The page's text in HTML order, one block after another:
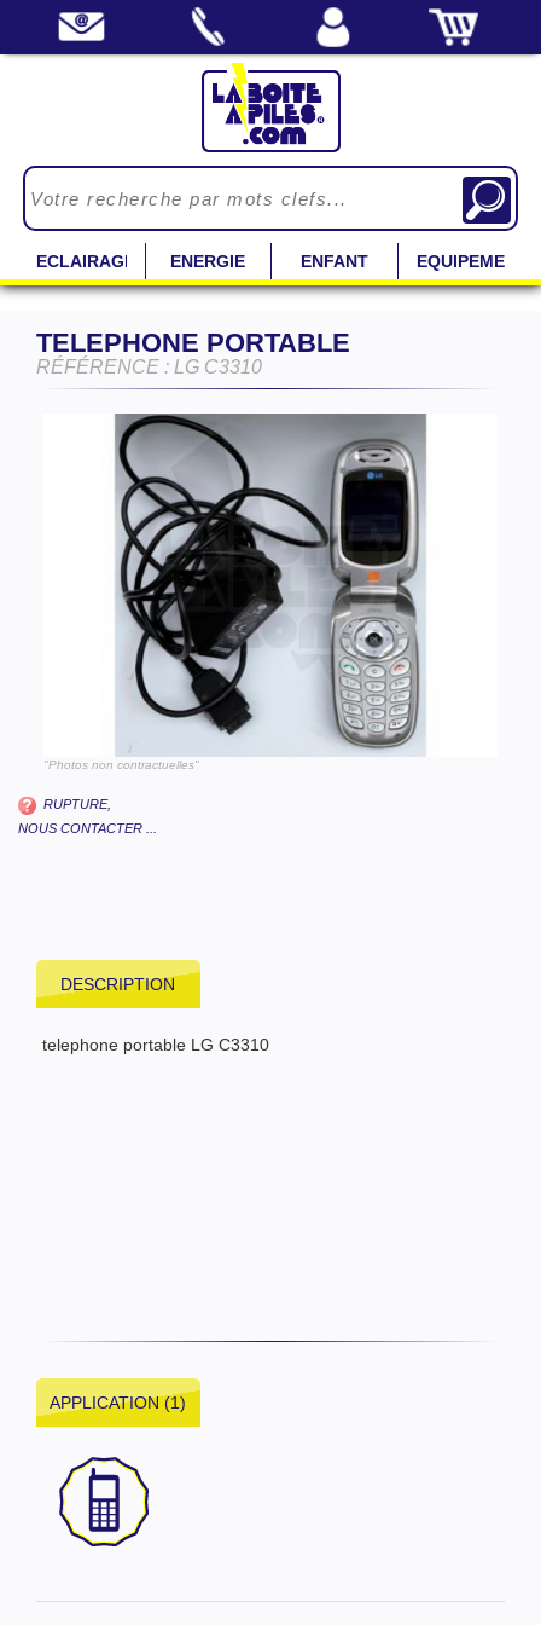
ECLAIRAGE ENERGIE ENFANT EQUIPEMENT
TELEPHONE PORTABLE
RÉFÉRENCE : LG C3310
"Photos non contractuelles"
RUPTURE,
NOUS CONTACTER ...
DESCRIPTION
telephone portable LG C3310
APPLICATION (1)